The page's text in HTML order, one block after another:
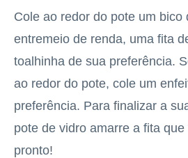
Cole ao redor do pote um bico
entremeio de renda, uma fita
toalhinha de sua preferência.
ao redor do pote, cole um
preferência. Para finalizar a
pote de vidro amarre a fita
pronto!